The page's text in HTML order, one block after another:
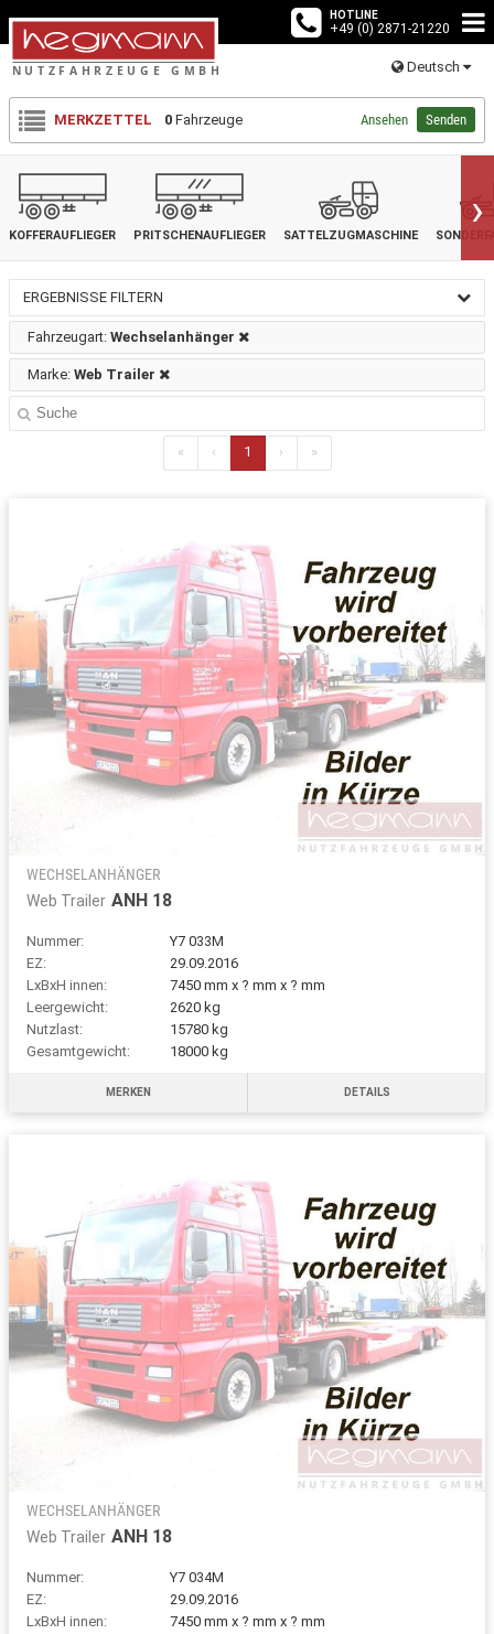
HOTLINE
+49 (0) 2871-21220
Deutsch
MERKZETTEL 0 Fahrzeuge Ansehen Senden
KOFFERAUFLIEGER PRITSCHENAUFLIEGER SATTELZUGMASCHINE ›
ERGEBNISSE FILTERN
Fahrzeugart: Wechselanhänger
Marke: Web Trailer
« ‹ 1 › »
WECHSELANHÄNGER
Web Trailer ANH 18
Nummer:
Y7 033M
EZ:
29.09.2016
LxBxH innen:
7450 mm x ? mm x ? mm
Leergewicht:
2620 kg
Nutzlast:
15780 kg
Gesamtgewicht:
18000 kg
MERKEN DETAILS
WECHSELANHÄNGER
Web Trailer ANH 18
Nummer:
Y7 034M
EZ:
29.09.2016
LxBxH innen:
7450 mm x ? mm x ? mm